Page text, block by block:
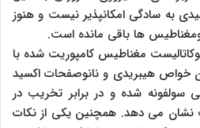
به سادگی امکانپذیر نیست و هنوز
ها باقی مانده است.
مغناطیس کامپوریت شده با
خواص هیبریدی و نانوصفحات اکسید
سولفونه شده و در برابر تخریب در
نشان می دهد. همچنین یکی از نکات